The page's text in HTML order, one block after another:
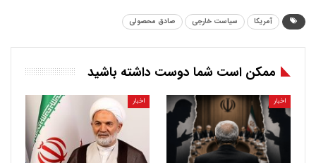
آمریکا سیاست خارجی صادق محصولی
ممکن است شما دوست داشته باشید
اخبار اخبار